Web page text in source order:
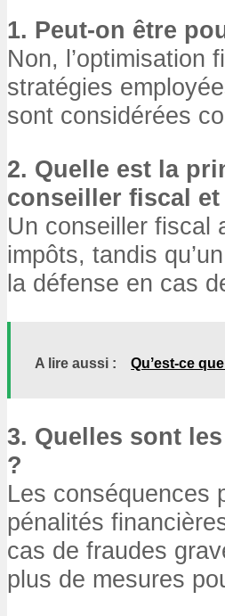
1. Peut-on être
Non, l’optimisation
stratégies
sont considérées
2. Quelle est la
conseiller fiscal
Un conseiller fiscal
impôts, tandis
la défense en cas
A lire aussi : Quʼest-ce
3. Quelles sont
?
Les conséquences
pénalités
cas de fraudes
plus de mesures